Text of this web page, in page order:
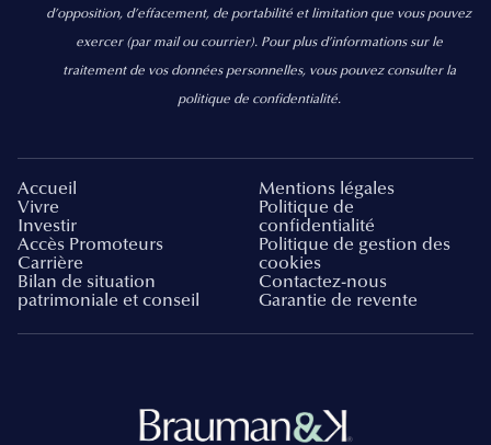
d’opposition, d’effacement, de portabilité et limitation que vous pouvez
exercer (par mail ou courrier). Pour plus d’informations sur le
traitement de vos données personnelles, vous pouvez consulter la
politique de confidentialité.
Accueil
Vivre
Investir
Accès Promoteurs
Carrière
Bilan de situation
patrimoniale et conseil
Mentions légales
Politique de
confidentialité
Politique de gestion des
cookies
Contactez-nous
Garantie de revente